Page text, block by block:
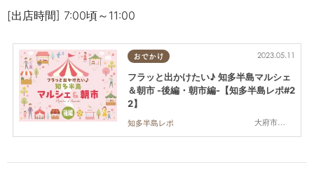
[出店時間] 7:00頃～11:00
おでかけ
大府市,知多市,常滑市,南知多町
2023.05.11
フラッと出かけたい♪ 知多半島マルシェ
＆朝市 -後編・朝市編-【知多半島レポ#2
2】
知多半島レポ